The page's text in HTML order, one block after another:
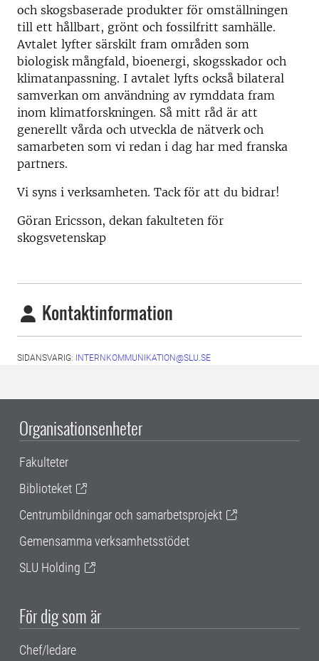
och skogsbaserade produkter för omställningen
till ett hållbart, grönt och fossilfritt samhälle.
Avtalet lyfter särskilt fram områden som
biologisk mångfald, bioenergi, skogsskador och
klimatanpassning. I avtalet lyfts också bilateral
samverkan om användning av rymddata fram
inom klimatforskningen. Så mitt råd är att
generellt vårda och utveckla de nätverk och
samarbeten som vi redan i dag har med franska
partners.
Vi syns i verksamheten. Tack för att du bidrar!
Göran Ericsson, dekan fakulteten för
skogsvetenskap
Kontaktinformation
SIDANSVARIG: INTERNKOMMUNIKATION@SLU.SE
Organisationsenheter
Fakulteter
Biblioteket
Centrumbildningar och samarbetsprojekt
Gemensamma verksamhetsstödet
SLU Holding
För dig som är
Chef/ledare